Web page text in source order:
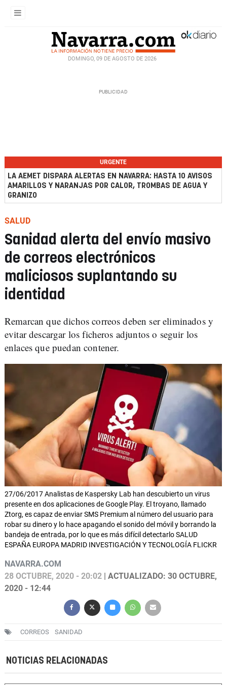
DOMINGO, 09 DE AGOSTO DE 2026
URGENTE
LA AEMET DISPARA ALERTAS EN NAVARRA: HASTA 10 AVISOS
AMARILLOS Y NARANJAS POR CALOR, TROMBAS DE AGUA Y
GRANIZO
SALUD
Sanidad alerta del envío masivo
de correos electrónicos
maliciosos suplantando su
identidad
Remarcan que dichos correos deben ser eliminados y
evitar descargar los ficheros adjuntos o seguir los
enlaces que puedan contener.
27/06/2017 Analistas de Kaspersky Lab han descubierto un virus
presente en dos aplicaciones de Google Play. El troyano, llamado
Ztorg, es capaz de enviar SMS Premium al número del usuario para
robar su dinero y lo hace apagando el sonido del móvil y borrando la
bandeja de entrada, por lo que es más difícil detectarlo SALUD
ESPAÑA EUROPA MADRID INVESTIGACIÓN Y TECNOLOGÍA FLICKR
NAVARRA.COM
28 OCTUBRE, 2020 - 20:02 | ACTUALIZADO: 30 OCTUBRE,
2020 - 12:44
CORREOS SANIDAD
NOTICIAS RELACIONADAS